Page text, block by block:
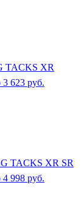
TACKS XR
3 623 руб.
TACKS XR SR
4 998 руб.